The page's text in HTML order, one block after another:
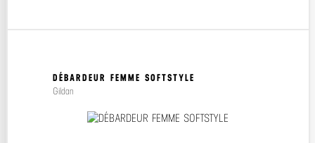
DÉBARDEUR FEMME SOFTSTYLE
Gildan